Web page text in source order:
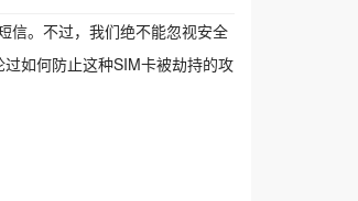
信。不过，我们绝不能忽视安全
如何防止这种SIM卡被劫持的攻